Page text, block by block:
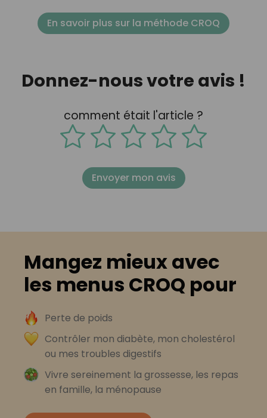
En savoir plus sur la méthode CROQ
Donnez-nous votre avis !
comment était l'article ?
Envoyer mon avis
Mangez mieux avec
les menus CROQ pour
Perte de poids
Contrôler mon diabète, mon cholestérol
ou mes troubles digestifs
Vivre sereinement la grossesse, les repas
en famille, la ménopause